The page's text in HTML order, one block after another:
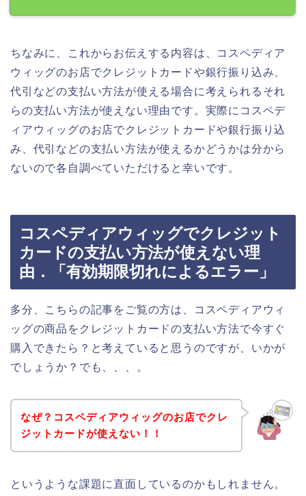
ちなみに、これからお伝えする内容は、コスペディア
ウィッグのお店でクレジットカードや銀行振り込み、
代引などの支払い方法が使える場合に考えられるそれ
らの支払い方法が使えない理由です。実際にコスペデ
ィアウィッグのお店でクレジットカードや銀行振り込
み、代引などの支払い方法が使えるかどうかは分から
ないので各自調べていただけると幸いです。
コスペディアウィッグでクレジット
カードの支払い方法が使えない理
由．「有効期限切れによるエラー」
多分、こちらの記事をご覧の方は、コスペディアウィ
ッグの商品をクレジットカードの支払い方法で今すぐ
購入できたら？と考えていると思うのですが、いかが
でしょうか？でも、、、。
なぜ？コスペディアウィッグのお店でクレ
ジットカードが使えない！！
というような課題に直面しているのかもしれません。